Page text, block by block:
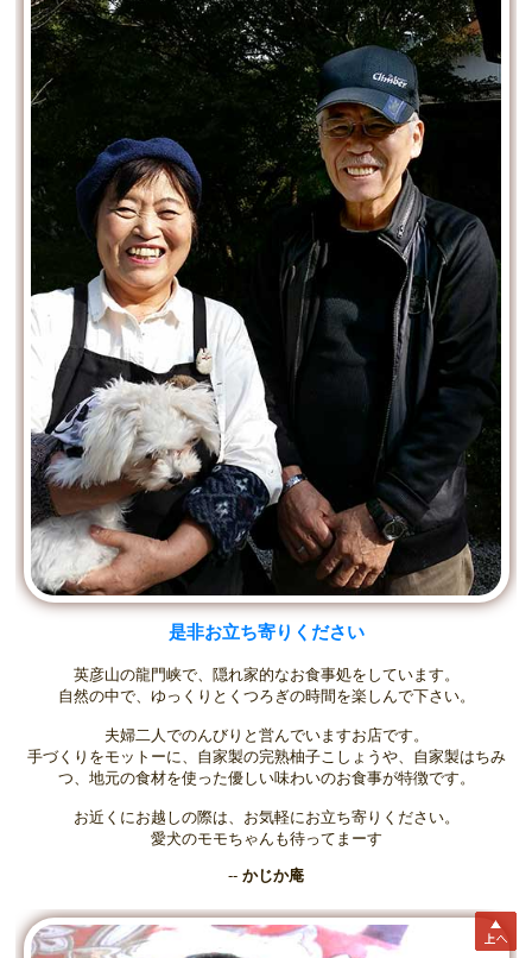
是非お立ち寄りください
英彦山の龍門峡で、隠れ家的なお食事処をしています。
自然の中で、ゆっくりとくつろぎの時間を楽しんで下さい。
夫婦二人でのんびりと営んでいますお店です。
手づくりをモットーに、自家製の完熟柚子こしょうや、自家製はちみ
つ、地元の食材を使った優しい味わいのお食事が特徴です。
お近くにお越しの際は、お気軽にお立ち寄りください。
愛犬のモモちゃんも待ってまーす
-- かじか庵